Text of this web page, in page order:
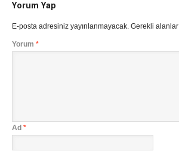
Yorum Yap
E-posta adresiniz yayınlanmayacak. Gerekli alanlar
Yorum *
Ad *